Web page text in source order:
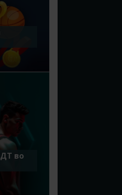
во